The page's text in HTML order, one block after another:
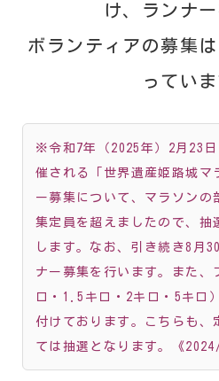
け、ランナー
ボランティアの募集
っていま
※令和7年（2025年）2月23
催される「世界遺産姫路城マ
ー募集について、マラソン
集定員を超えましたので、抽
します。なお、引き続き8月
ナー募集を行います。また、
ロ・1.5キロ・2キロ・5キロ
付けております。こちらも、
ては抽選となります。
《